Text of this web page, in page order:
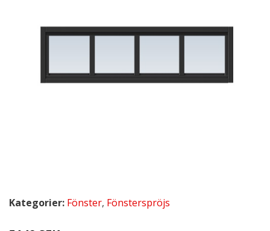
Kategorier: Fönster, Fönsterspröjs